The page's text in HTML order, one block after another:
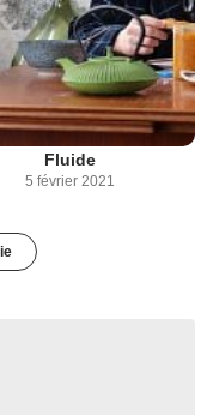
Fluide
5 février 2021